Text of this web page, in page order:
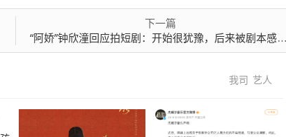
下一篇
“阿娇”钟欣潼回应拍短剧：开始很犹豫，后来被剧本感动，让我想尝试这个不一样的角色
我司 艺人